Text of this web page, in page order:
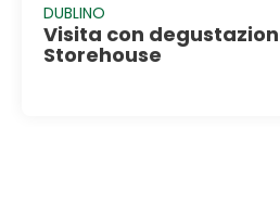
DUBLINO
Visita con
Storehouse